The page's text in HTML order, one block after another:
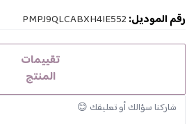
رقم الموديل: PMPJ9QLCABXH4IE552
تقييمات
المنتج